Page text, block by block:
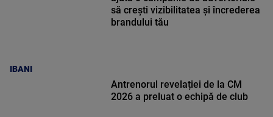
IBANI
să crești vizibilitatea și încrederea
brandului tău
Antrenorul revelației de la CM
2026 a preluat o echipă de club